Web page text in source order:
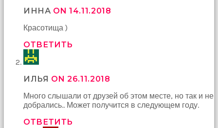
ИННА ON 14.11.2018
Красотища )
ОТВЕТИТЬ
ИЛЬЯ ON 26.11.2018
Много слышали от друзей об этом месте, но так и не
добрались.. Может получится в следующем году.
ОТВЕТИТЬ